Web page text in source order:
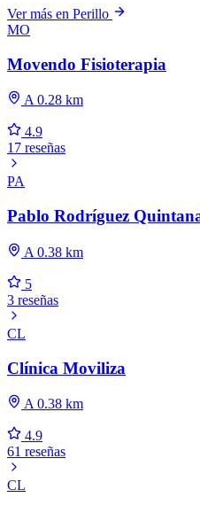
Ver más en Perillo
MO
Movendo Fisioterapia
A 0.28 km
4.9
17 reseñas
PA
Pablo Rodríguez
A 0.38 km
5
3 reseñas
CL
Clínica Moviliza
A 0.38 km
4.9
61 reseñas
CL